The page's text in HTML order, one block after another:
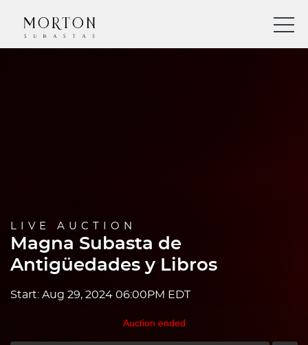
LIVE AUCTION
Magna Subasta de
Antigüedades y Libros
Start: Aug 29, 2024 06:00PM EDT
Auction ended